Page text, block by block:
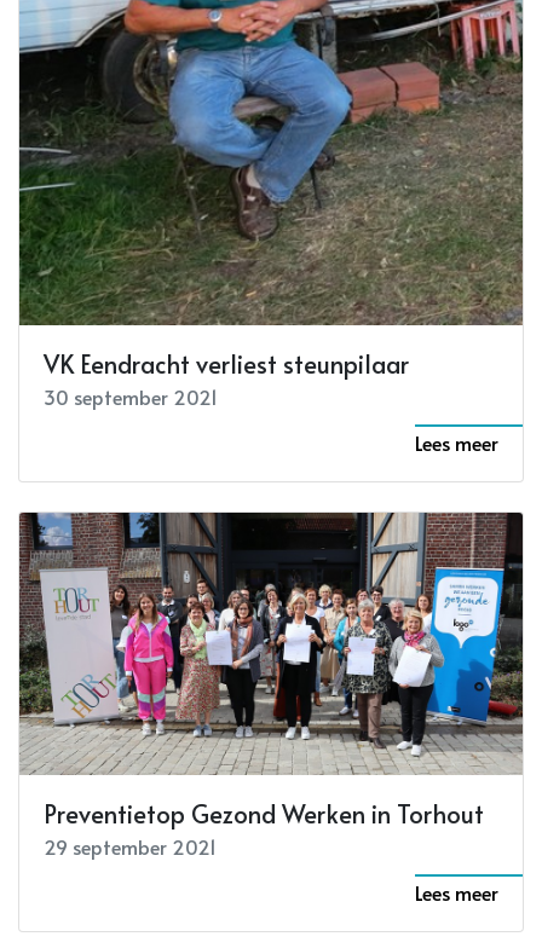
VK Eendracht verliest steunpilaar
30 september 2021
Lees meer
Preventietop Gezond Werken in Torhout
29 september 2021
Lees meer